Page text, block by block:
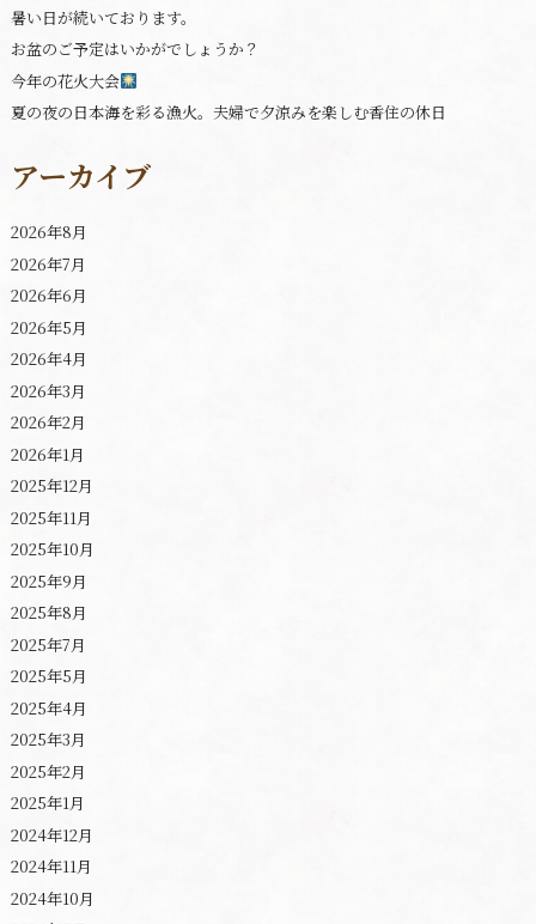
暑い日が続いております。
お盆のご予定はいかがでしょうか？
今年の花火大会
夏の夜の日本海を彩る漁火。夫婦で夕涼みを楽しむ香住の休日
アーカイブ
2026年8月
2026年7月
2026年6月
2026年5月
2026年4月
2026年3月
2026年2月
2026年1月
2025年12月
2025年11月
2025年10月
2025年9月
2025年8月
2025年7月
2025年5月
2025年4月
2025年3月
2025年2月
2025年1月
2024年12月
2024年11月
2024年10月